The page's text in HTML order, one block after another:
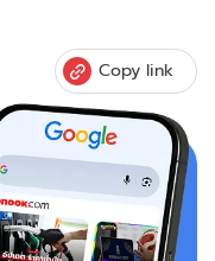
Copy link